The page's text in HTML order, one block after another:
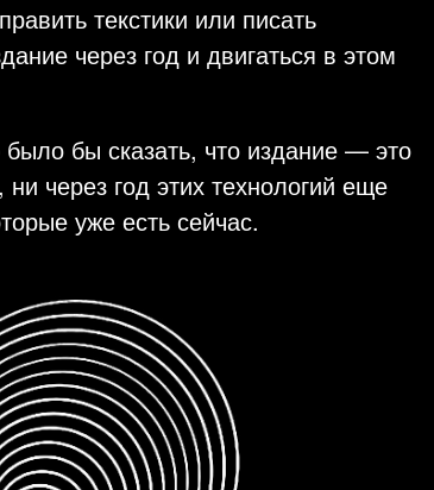
текстики или писать
через год и двигаться в этом
бы сказать, что издание — это
через год этих технологий еще
уже есть сейчас.